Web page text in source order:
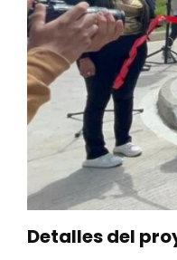
Detalles del